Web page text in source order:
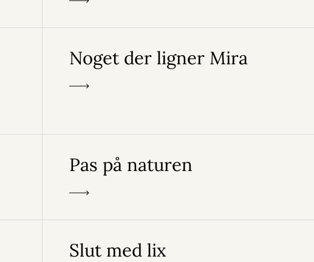
Noget der ligner Mira
Pas på naturen
Slut med lix